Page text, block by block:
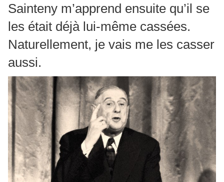
Sainteny m’apprend ensuite qu’il se
les était déjà lui-même cassées.
Naturellement, je vais me les casser
aussi.